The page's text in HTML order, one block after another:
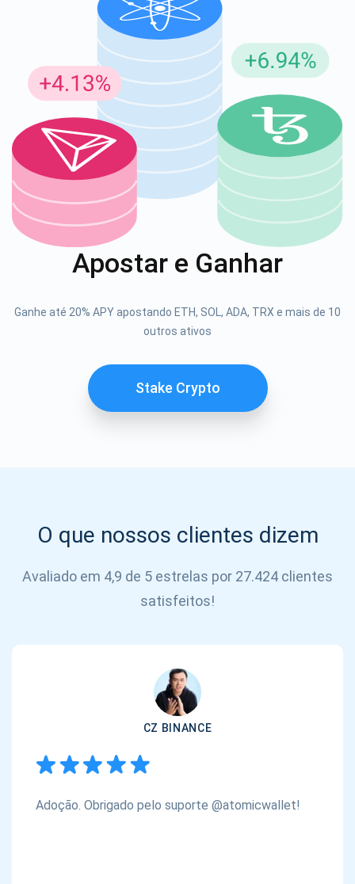
Apostar e Ganhar
Ganhe até 20% APY apostando ETH, SOL, ADA, TRX e mais de 10
outros ativos
Stake Crypto
O que nossos clientes dizem
Avaliado em 4,9 de 5 estrelas por 27.424 clientes
satisfeitos!
CZ BINANCE
Adoção. Obrigado pelo suporte @atomicwallet!
1000.000
SE
INSCREVER
support@atomicwallet.io
Confira nosso YouTube
Inscreva-se para atualizações
Seja o primeiro a receber as últimas atualizações do
projeto e guias de criptografia
Se inscrever